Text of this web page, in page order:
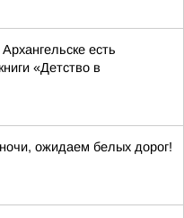
есть
«Детство в
ожидаем белых дорог!